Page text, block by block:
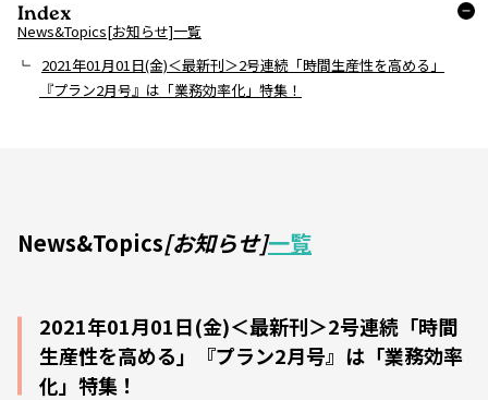
Index
News&Topics[お知らせ]一覧
2021年01月01日(金)＜最新刊＞2号連続「時間生産性を高める」
『プラン2月号』は「業務効率化」特集！
News&Topics[お知らせ]一覧
2021年01月01日(金)＜最新刊＞2号連続「時間
生産性を高める」『プラン2月号』は「業務効率
化」特集！